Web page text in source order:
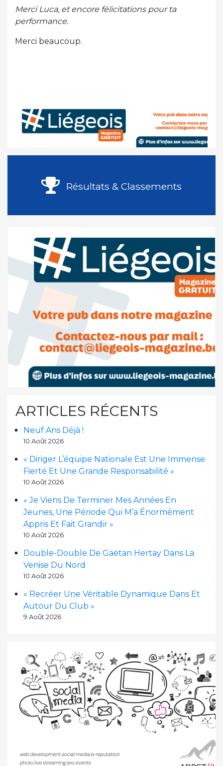
Merci Luca, et encore félicitations pour ta
performance.
Merci beaucoup.
Résultats & Classements
ARTICLES RÉCENTS
Neuf Ans Déjà !
10 Août 2026
« Diriger L’équipe Nationale Est Une Immense
Fierté Et Une Grande Responsabilité »
10 Août 2026
« Je Viens De Terminer Mes Années En
Jeunes, Une Période Qui M’a Énormément
Appris Et Fait Grandir »
10 Août 2026
Double-Double De Gaëtan Hertay Dans La
Venise Du Nord
10 Août 2026
« Recréer Une Véritable Dynamique Dans Et
Autour Du Club »
9 Août 2026